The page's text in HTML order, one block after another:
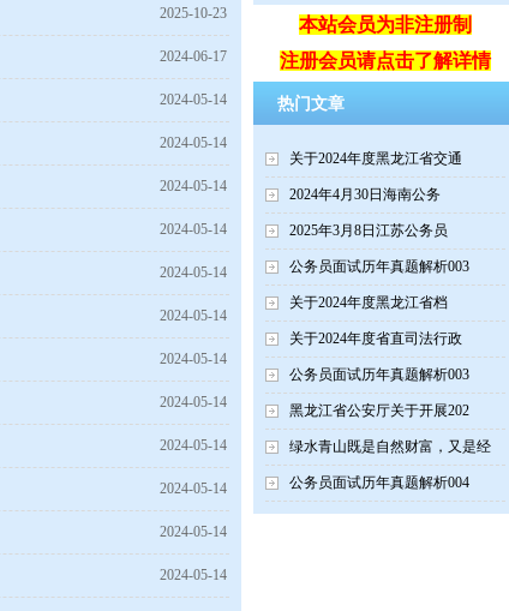
本站会员为非注册制
注册会员请点击了解详情
热门文章
关于2024年度黑龙江省交通
2024年4月30日海南公务
2025年3月8日江苏公务员
公务员面试历年真题解析003
关于2024年度黑龙江省档
关于2024年度省直司法行政
公务员面试历年真题解析003
黑龙江省公安厅关于开展202
绿水青山既是自然财富，又是经
公务员面试历年真题解析004
2025-10-23
2024-06-17
2024-05-14
2024-05-14
2024-05-14
2024-05-14
2024-05-14
2024-05-14
2024-05-14
2024-05-14
2024-05-14
2024-05-14
2024-05-14
2024-05-14